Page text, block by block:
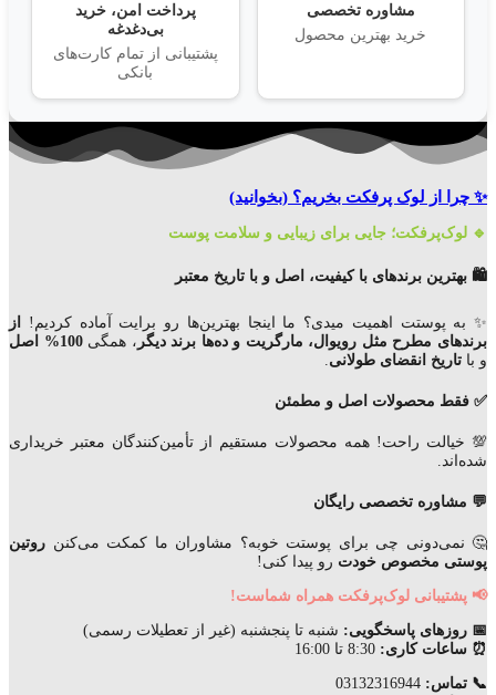
مشاوره تخصصی
خرید بهترین محصول
پرداخت امن، خرید
بی‌دغدغه
پشتیبانی از تمام کارت‌های
بانکی
✨ چرا از لوک پرفکت بخریم؟ (بخوانید)
🔹 لوک‌پرفکت؛ جایی برای زیبایی و سلامت پوست
🛍️ بهترین برندهای با کیفیت، اصل و با تاریخ معتبر
✨ به پوستت اهمیت میدی؟ ما اینجا بهترین‌ها رو برایت آماده کردیم!
از
برندهای مطرح مثل رویوال، مارگریت و ده‌ها برند دیگر ، همگی100% اصل
و با تاریخ انقضای طولانی.
✅ فقط محصولات اصل و مطمئن
💯 خیالت راحت! همه محصولات مستقیم از تأمین‌کنندگان معتبر خریداری
شده‌اند.
💬 مشاوره تخصصی رایگان
🤔 نمی‌دونی چی برای پوستت خوبه؟ مشاوران ما کمکت می‌کنن روتین
پوستی مخصوص خودت رو پیدا کنی!
📢 پشتیبانی لوک‌پرفکت همراه شماست!
📅 روزهای پاسخگویی: شنبه تا پنجشنبه (غیر از تعطیلات رسمی)
⏰ ساعات کاری:
📞 تماس: